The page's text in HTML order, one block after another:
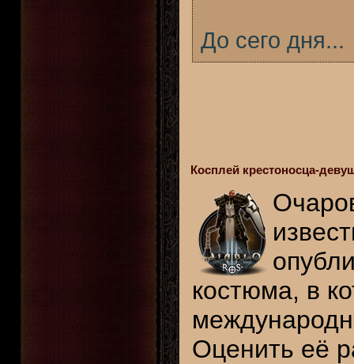
До сего дня...
Косплей крестоносца-
костюма, в
Оценить её